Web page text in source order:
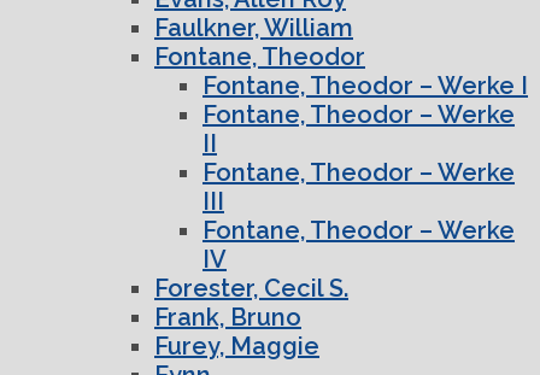
Faulkner, William
Fontane, Theodor
Fontane, Theodor – Werke I
Fontane, Theodor – Werke
II
Fontane, Theodor – Werke
III
Fontane, Theodor – Werke
IV
Forester, Cecil S.
Frank, Bruno
Furey, Maggie